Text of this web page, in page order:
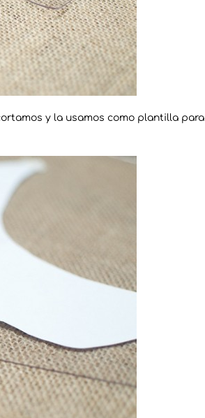
y la usamos como plantilla para